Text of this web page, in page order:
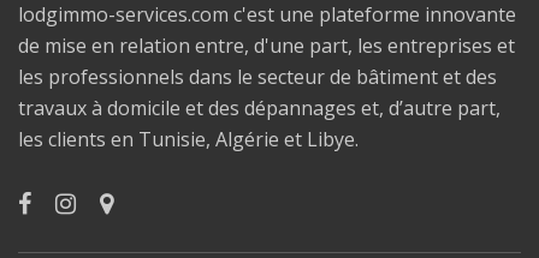
lodgimmo-services.com c'est une plateforme innovante
de mise en relation entre, d'une part, les entreprises et
les professionnels dans le secteur de bâtiment et des
travaux à domicile et des dépannages et, d’autre part,
les clients en Tunisie, Algérie et Libye.